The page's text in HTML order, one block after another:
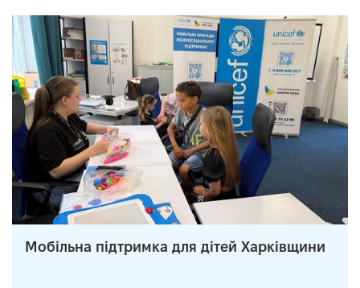
Мобільна підтримка для дітей Харківщини